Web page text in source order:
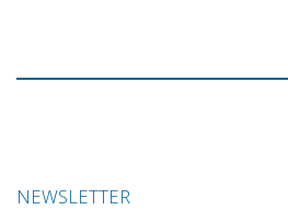
NEWSLETTER